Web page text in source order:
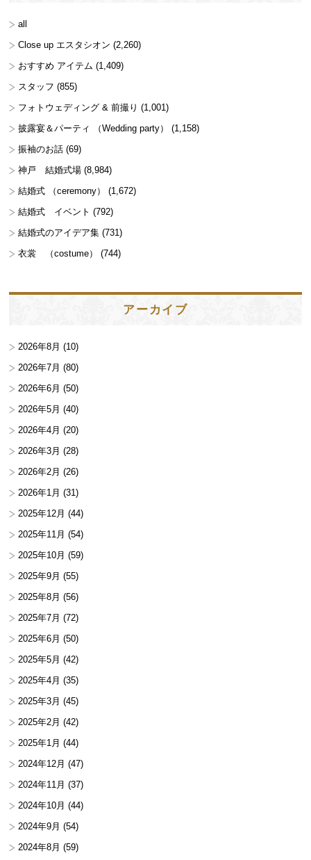
all
Close up エスタシオン (2,260)
おすすめ アイテム (1,409)
スタッフ (855)
フォトウェディング & 前撮り (1,001)
披露宴＆パーティ （Wedding party）
(1,158)
振袖のお話 (69)
神戸 結婚式場 (8,984)
結婚式 （ceremony）
(1,672)
結婚式 イベント (792)
結婚式のアイデア集 (731)
衣裳 （costume）
(744)
アーカイブ
2026年8月 (10)
2026年7月 (80)
2026年6月 (50)
2026年5月 (40)
2026年4月 (20)
2026年3月 (28)
2026年2月 (26)
2026年1月 (31)
2025年12月 (44)
2025年11月 (54)
2025年10月 (59)
2025年9月 (55)
2025年8月 (56)
2025年7月 (72)
2025年6月 (50)
2025年5月 (42)
2025年4月 (35)
2025年3月 (45)
2025年2月 (42)
2025年1月 (44)
2024年12月 (47)
2024年11月 (37)
2024年10月 (44)
2024年9月 (54)
2024年8月 (59)